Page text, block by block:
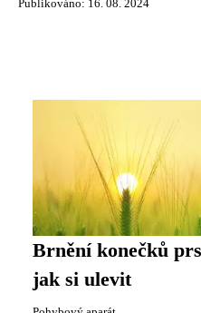
Publikováno: 16. 08. 2024
Brnění konečků
jak si ulevit